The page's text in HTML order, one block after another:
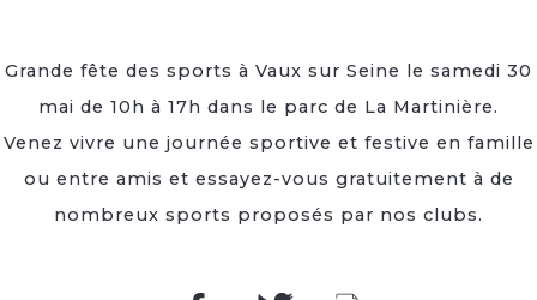
Grande fête des sports à Vaux sur Seine le samedi 30
mai de 10h à 17h dans le parc de La Martinière.
Venez vivre une journée sportive et festive en famille
ou entre amis et essayez-vous gratuitement à de
nombreux sports proposés par nos clubs.